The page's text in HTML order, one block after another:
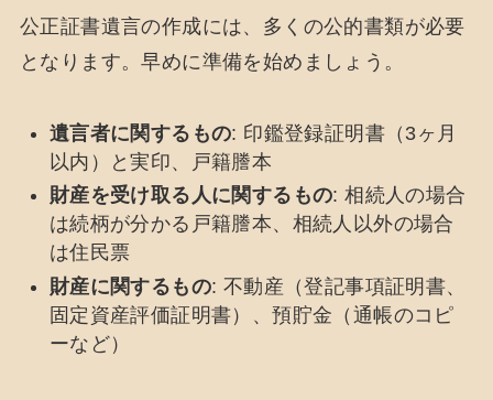
公正証書遺言の作成には、多くの公的書類が必要
となります。早めに準備を始めましょう。
遺言者に関するもの: 印鑑登録証明書（3ヶ月
以内）と実印、戸籍謄本
財産を受け取る人に関するもの: 相続人の場合
は続柄が分かる戸籍謄本、相続人以外の場合
は住民票
財産に関するもの: 不動産（登記事項証明書、
固定資産評価証明書）、預貯金（通帳のコピ
ーなど）